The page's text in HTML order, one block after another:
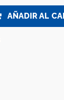
AÑADIR AL